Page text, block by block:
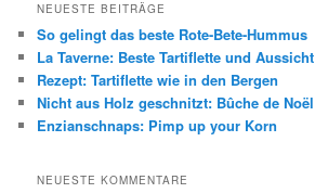
NEUESTE BEITRÄGE
So gelingt das beste Rote-Bete-Hummus
La Taverne: Beste Tartiflette und Aussicht
Rezept: Tartiflette wie in den Bergen
Nicht aus Holz geschnitzt: Bûche de Noël
Enzianschnaps: Pimp up your Korn
NEUESTE KOMMENTARE